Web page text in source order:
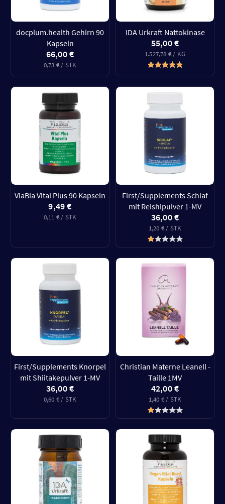
docplum.health Gehirn 90
Kapseln
66,00 €
0,73 € / STK
IDA Urkraft Nattokinase
55,00 €
1.527,78 € / KG
ViaBia Vital Plus 90 Kapseln
9,49 €
0,11 € / STK
First/Supplements Schlaf
mit Reishipulver 1-MV
36,00 €
1,20 € / STK
First/Supplements Knorpel
mit Shiitakepulver 1-MV
36,00 €
0,60 € / STK
Christian Materne Leanell -
Taille 1MV
42,00 €
1,40 € / STK